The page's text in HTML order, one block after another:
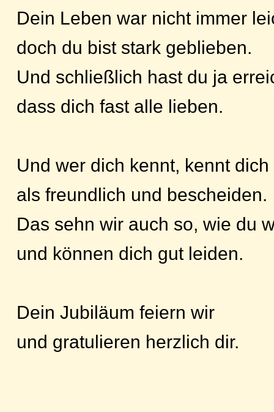
Dein Leben war nicht immer
doch du bist stark geblieben.
Und schließlich hast du ja
dass dich fast alle lieben.
Und wer dich kennt, kennt
als freundlich und bescheiden.
Das sehn wir auch so, wie du
und können dich gut leiden.
Dein Jubiläum feiern wir
und gratulieren herzlich dir.